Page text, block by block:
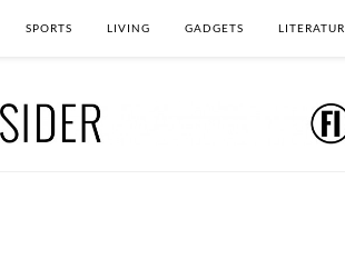
SPORTS LIVING GADGETS LITERATUR